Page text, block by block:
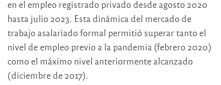
en el empleo registrado privado desde agosto 2020
hasta julio 2023. Esta dinámica del mercado de
trabajo asalariado formal permitió superar tanto el
nivel de empleo previo a la pandemia (febrero 2020)
como el máximo nivel anteriormente alcanzado
(diciembre de 2017).